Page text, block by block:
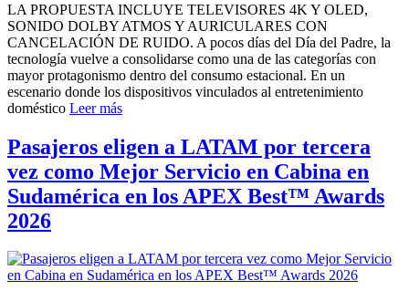
LA PROPUESTA INCLUYE TELEVISORES 4K Y OLED,
SONIDO DOLBY ATMOS Y AURICULARES CON
CANCELACIÓN DE RUIDO. A pocos días del Día del Padre, la
tecnología vuelve a consolidarse como una de las categorías con
mayor protagonismo dentro del consumo estacional. En un
escenario donde los dispositivos vinculados al entretenimiento
doméstico Leer más
Pasajeros eligen a LATAM por tercera
vez como Mejor Servicio en Cabina en
Sudamérica en los APEX Best™ Awards
2026